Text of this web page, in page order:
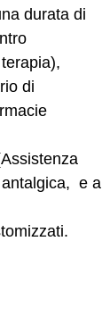
durata di
di
antalgica, e a